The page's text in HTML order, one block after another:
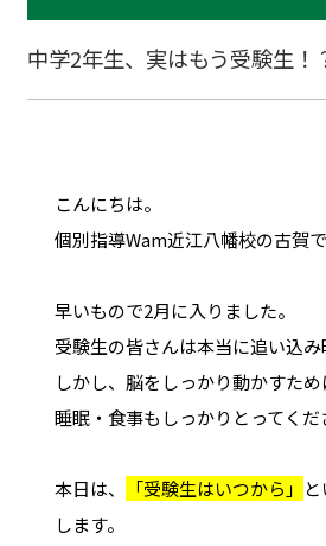
中学2年生、実はもう受験生！
こんにちは。
個別指導Wam近江八幡校の古賀で
早いもので2月に入りました。
受験生の皆さんは本当に追い込み
しかし、脳をしっかり動かすため
睡眠・食事もしっかりとってくだ
本日は、 「受験生はいつから」
します。